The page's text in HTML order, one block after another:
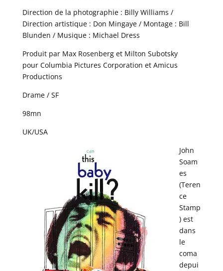
Direction de la photographie : Billy Williams /
Direction artistique : Don Mingaye / Montage : Bill
Blunden / Musique : Michael Dress
Produit par Max Rosenberg et Milton Subotsky
pour Columbia Pictures Corporation et Amicus
Productions
Drame / SF
98mn
UK/USA
John
Soam
es
(Teren
ce
Stamp
) est
dans
le
coma
depui